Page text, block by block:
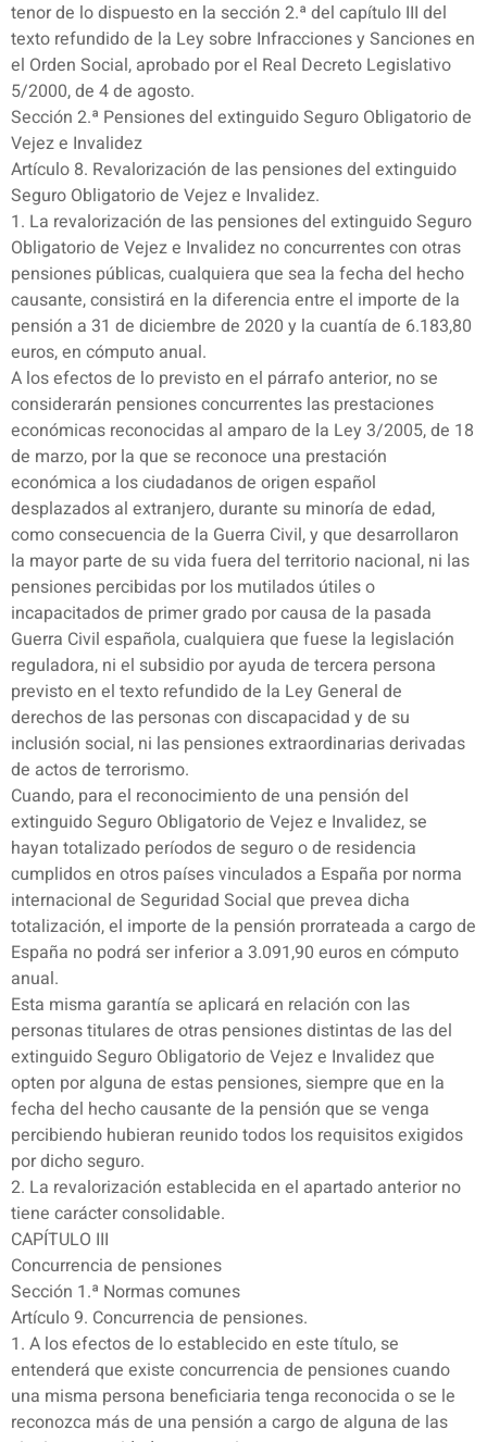
tenor de lo dispuesto en la sección 2.ª del capítulo III del
texto refundido de la Ley sobre Infracciones y Sanciones en
el Orden Social, aprobado por el Real Decreto Legislativo
5/2000, de 4 de agosto.
Sección 2.ª Pensiones del extinguido Seguro Obligatorio de
Vejez e Invalidez
Artículo 8. Revalorización de las pensiones del extinguido
Seguro Obligatorio de Vejez e Invalidez.
1. La revalorización de las pensiones del extinguido Seguro
Obligatorio de Vejez e Invalidez no concurrentes con otras
pensiones públicas, cualquiera que sea la fecha del hecho
causante, consistirá en la diferencia entre el importe de la
pensión a 31 de diciembre de 2020 y la cuantía de 6.183,80
euros, en cómputo anual.
A los efectos de lo previsto en el párrafo anterior, no se
considerarán pensiones concurrentes las prestaciones
económicas reconocidas al amparo de la Ley 3/2005, de 18
de marzo, por la que se reconoce una prestación
económica a los ciudadanos de origen español
desplazados al extranjero, durante su minoría de edad,
como consecuencia de la Guerra Civil, y que desarrollaron
la mayor parte de su vida fuera del territorio nacional, ni las
pensiones percibidas por los mutilados útiles o
incapacitados de primer grado por causa de la pasada
Guerra Civil española, cualquiera que fuese la legislación
reguladora, ni el subsidio por ayuda de tercera persona
previsto en el texto refundido de la Ley General de
derechos de las personas con discapacidad y de su
inclusión social, ni las pensiones extraordinarias derivadas
de actos de terrorismo.
Cuando, para el reconocimiento de una pensión del
extinguido Seguro Obligatorio de Vejez e Invalidez, se
hayan totalizado períodos de seguro o de residencia
cumplidos en otros países vinculados a España por norma
internacional de Seguridad Social que prevea dicha
totalización, el importe de la pensión prorrateada a cargo de
España no podrá ser inferior a 3.091,90 euros en cómputo
anual.
Esta misma garantía se aplicará en relación con las
personas titulares de otras pensiones distintas de las del
extinguido Seguro Obligatorio de Vejez e Invalidez que
opten por alguna de estas pensiones, siempre que en la
fecha del hecho causante de la pensión que se venga
percibiendo hubieran reunido todos los requisitos exigidos
por dicho seguro.
2. La revalorización establecida en el apartado anterior no
tiene carácter consolidable.
CAPÍTULO III
Concurrencia de pensiones
Sección 1.ª Normas comunes
Artículo 9. Concurrencia de pensiones.
1. A los efectos de lo establecido en este título, se
entenderá que existe concurrencia de pensiones cuando
una misma persona beneficiaria tenga reconocida o se le
reconozca más de una pensión a cargo de alguna de las